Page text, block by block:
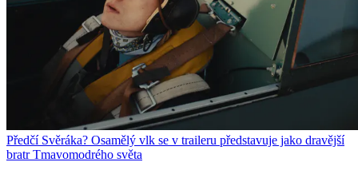
Předčí Svěráka? Osamělý vlk se v traileru představuje jako dravější
bratr Tmavomodrého světa